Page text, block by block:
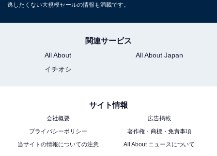
Amazonで見る
Anker「Power Bank」
逃したくない大規模セールの情報も満載です。
関連サービス
All About
All About Japan
イチオシ
サイト情報
会社概要
広告掲載
プライバシーポリシー
著作権・商標・免責事項
当サイトの情報についての注意
All About ニュースについて